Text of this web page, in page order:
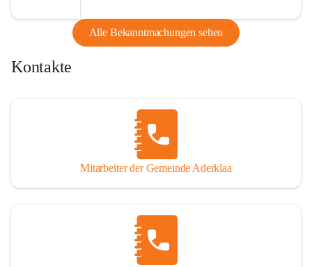
Alle Bekanntmachungen sehen
Kontakte
Mitarbeiter der Gemeinde Aderklaa